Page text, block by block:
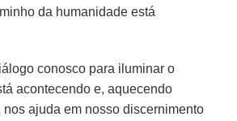
da humanidade está
conosco para iluminar o
acontecendo e, aquecendo
nos ajuda em nosso discernimento